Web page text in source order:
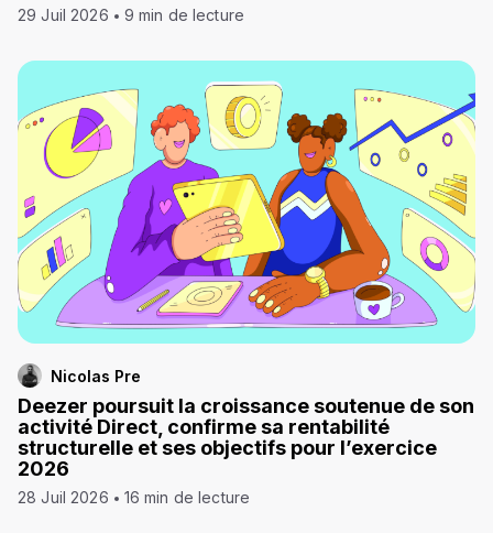
29 Juil 2026 9 min de lecture
Nicolas Pre
Deezer poursuit la croissance soutenue de son
activité Direct, confirme sa rentabilité
structurelle et ses objectifs pour l’exercice
2026
28 Juil 2026 16 min de lecture